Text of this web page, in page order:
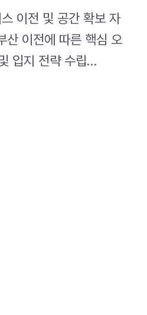
이전 및 공간 확보 자
산 이전에 따른 핵심 오
입지 전략 수립…